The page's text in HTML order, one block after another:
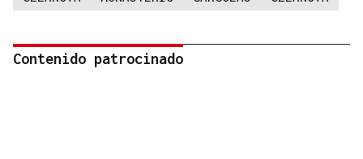
Contenido patrocinado